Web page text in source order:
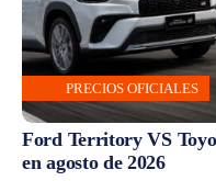
PRECIOS OFICIALES
Ford Territory VS
en agosto de 2026